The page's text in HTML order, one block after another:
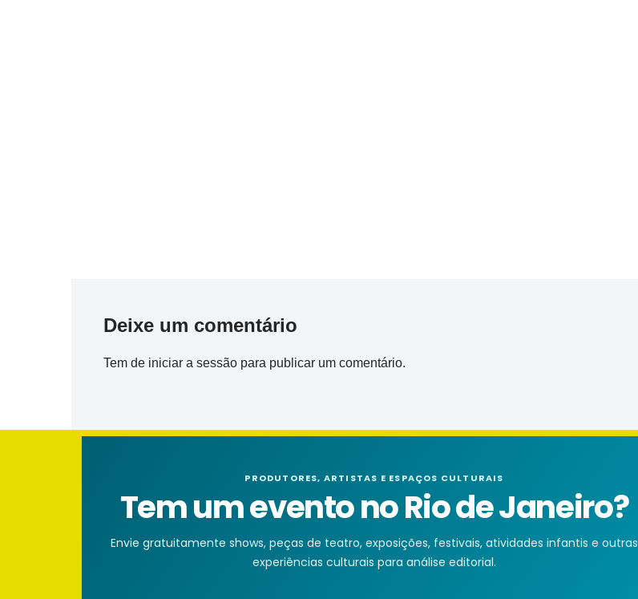
Deixe um comentário
Tem de iniciar a sessão para publicar um comentário.
PRODUTORES, ARTISTAS E ESPAÇOS CULTURAIS
Tem um evento no Rio de Janeiro?
Envie gratuitamente shows, peças de teatro, exposições, festivais, atividades infantis e outras
experiências culturais para análise editorial.